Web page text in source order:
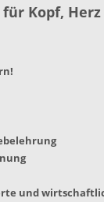
Kopf,
und